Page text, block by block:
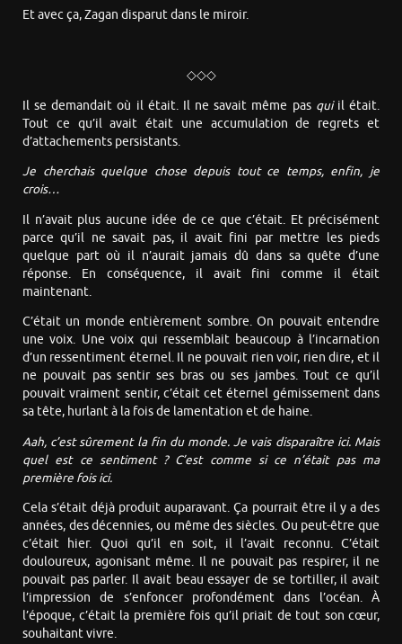
Et avec ça, Zagan disparut dans le miroir.
◇◇◇
Il se demandait où il était. Il ne savait même pas qui il était.
Tout ce qu’il avait était une accumulation de regrets et
d’attachements persistants.
Je cherchais quelque chose depuis tout ce temps, enfin, je
crois…
Il n’avait plus aucune idée de ce que c’était. Et précisément
parce qu’il ne savait pas, il avait fini par mettre les pieds
quelque part où il n’aurait jamais dû dans sa quête d’une
réponse. En conséquence, il avait fini comme il était
maintenant.
C’était un monde entièrement sombre. On pouvait entendre
une voix. Une voix qui ressemblait beaucoup à l’incarnation
d’un ressentiment éternel. Il ne pouvait rien voir, rien dire, et il
ne pouvait pas sentir ses bras ou ses jambes. Tout ce qu’il
pouvait vraiment sentir, c’était cet éternel gémissement dans
sa tête, hurlant à la fois de lamentation et de haine.
Aah, c’est sûrement la fin du monde. Je vais disparaître ici. Mais
quel est ce sentiment ? C’est comme si ce n’était pas ma
première fois ici.
Cela s’était déjà produit auparavant. Ça pourrait être il y a des
années, des décennies, ou même des siècles. Ou peut-être que
c’était hier. Quoi qu’il en soit, il l’avait reconnu. C’était
douloureux, agonisant même. Il ne pouvait pas respirer, il ne
pouvait pas parler. Il avait beau essayer de se tortiller, il avait
l’impression de s’enfoncer profondément dans l’océan. À
l’époque, c’était la première fois qu’il priait de tout son cœur,
souhaitant vivre.